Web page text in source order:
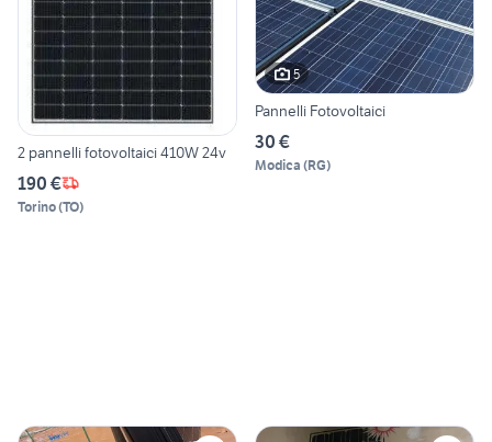
2 pannelli fotovoltaici 410W 24v
190 €
Torino(TO)
5
Pannelli Fotovoltaici
30 €
Modica (RG)